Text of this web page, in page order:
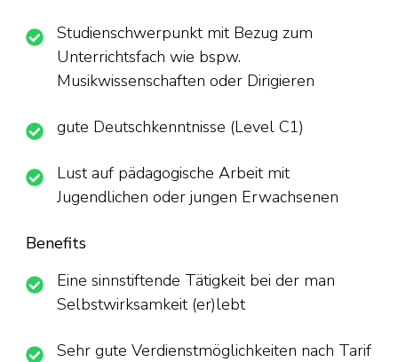
Studienschwerpunkt mit Bezug zum
Unterrichtsfach wie bspw.
Musikwissenschaften oder Dirigieren
gute Deutschkenntnisse (Level C1)
Lust auf pädagogische Arbeit mit
Jugendlichen oder jungen Erwachsenen
Benefits
Eine sinnstiftende Tätigkeit bei der man
Selbstwirksamkeit (er)lebt
Sehr gute Verdienstmöglichkeiten nach Tarif